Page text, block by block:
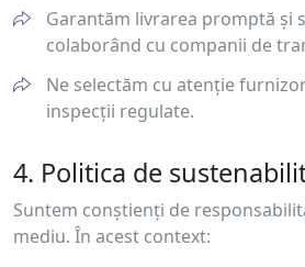
Garantăm livrarea promptă și
colaborând cu companii de
Ne selectăm cu atenție
inspecții regulate.
4. Politica de
Suntem conștienți de
mediu. În acest context: